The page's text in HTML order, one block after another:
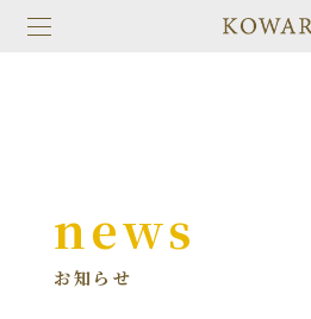
news
お知らせ